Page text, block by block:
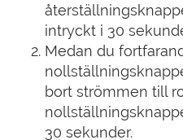
intryckt i 30
Medan du
bort strömmen till
30 sekunder.